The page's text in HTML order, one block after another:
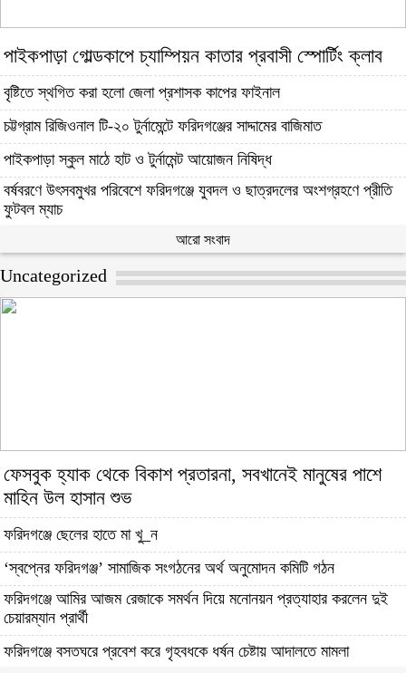
পাইকপাড়া গোল্ডকাপে চ্যাম্পিয়ন কাতার প্রবাসী স্পোর্টিং ক্লাব
বৃষ্টিতে স্থগিত করা হলো জেলা প্রশাসক কাপের ফাইনাল
চট্টগ্রাম রিজিওনাল টি-২০ টুর্নামেন্টে ফরিদগঞ্জের সাদ্দামের বাজিমাত
পাইকপাড়া স্কুল মাঠে হাট ও টুর্নামেন্ট আয়োজন নিষিদ্ধ
বর্ষবরণে উৎসবমুখর পরিবেশে ফরিদগঞ্জে যুবদল ও ছাত্রদলের অংশগ্রহণে প্রীতি
ফুটবল ম্যাচ
আরো সংবাদ
Uncategorized
ফেসবুক হ্যাক থেকে বিকাশ প্রতারনা, সবখানেই মানুষের পাশে
মাহিন উল হাসান শুভ
ফরিদগঞ্জে ছেলের হাতে মা খু_ন
‘স্বপ্নের ফরিদগঞ্জ’ সামাজিক সংগঠনের অর্থ অনুমোদন কমিটি গঠন
ফরিদগঞ্জে আমির আজম রেজাকে সমর্থন দিয়ে মনোনয়ন প্রত্যাহার করলেন দুই
চেয়ারম্যান প্রার্থী
ফরিদগঞ্জে বসতঘরে প্রবেশ করে গৃহবধকে ধর্ষন চেষ্টায় আদালতে মামলা